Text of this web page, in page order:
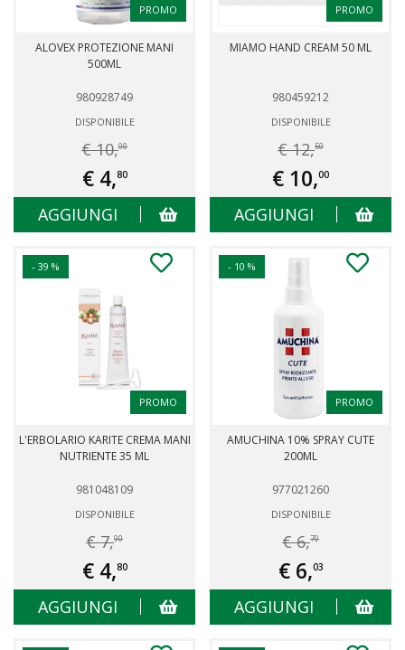
PROMO
ALOVEX PROTEZIONE MANI
500ML
980928749
DISPONIBILE
€ 10,00
€ 4,80
AGGIUNGI
PROMO
MIAMO HAND CREAM 50 ML
980459212
DISPONIBILE
€ 12,50
€ 10,00
AGGIUNGI
- 39 %
PROMO
L'ERBOLARIO KARITE CREMA MANI
NUTRIENTE 35 ML
981048109
DISPONIBILE
€ 7,90
€ 4,80
AGGIUNGI
- 10 %
PROMO
AMUCHINA 10% SPRAY CUTE
200ML
977021260
DISPONIBILE
€ 6,70
€ 6,03
AGGIUNGI